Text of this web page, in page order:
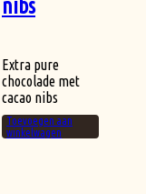
nibs
Extra pure
chocolade met
cacao nibs
Toevoegen aan
winkelwagen